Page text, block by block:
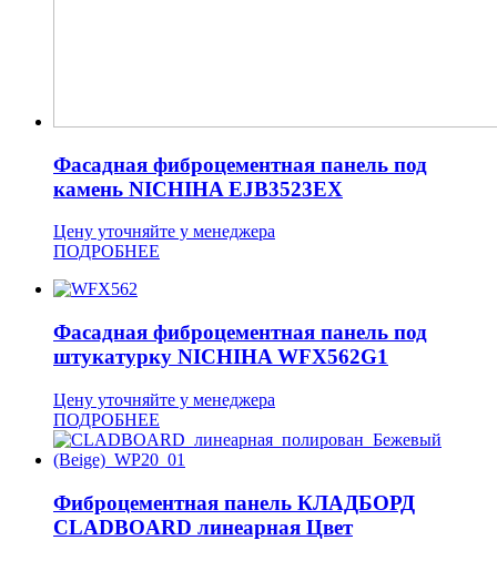
Фасадная фиброцементная панель под
камень NICHIHA EJB3523EX
Цену уточняйте у менеджера
ПОДРОБНЕЕ
Фасадная фиброцементная панель под
штукатурку NICHIHA WFX562G1
Цену уточняйте у менеджера
ПОДРОБНЕЕ
Фиброцементная панель КЛАДБОРД
CLADBOARD линеарная Цвет